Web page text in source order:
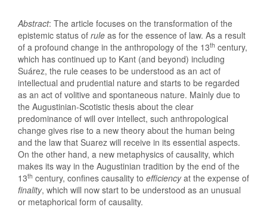
Abstract: The article focuses on the transformation of the
epistemic status of rule as for the essence of law. As a result
of a profound change in the anthropology of the 13th century,
which has continued up to Kant (and beyond) including
Suárez, the rule ceases to be understood as an act of
intellectual and prudential nature and starts to be regarded
as an act of volitive and spontaneous nature. Mainly due to
the Augustinian-Scotistic thesis about the clear
predominance of will over intellect, such anthropological
change gives rise to a new theory about the human being
and the law that Suarez will receive in its essential aspects.
On the other hand, a new metaphysics of causality, which
makes its way in the Augustinian tradition by the end of the
13th century, confines causality to efficiencyat the expense of
finality, which will now start to be understood as an unusual
or metaphorical form of causality.